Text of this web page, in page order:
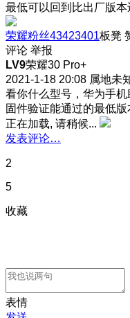
最低可以回到比出厂版本
荣耀粉丝43423401板凳
评论 举报
LV9荣耀30 Pro+
2021-1-18 20:08 属地未
看你什么型号，华为手
固件验证能通过的最低版
正在加载, 请稍候...
发表评论…
2
5
收藏
表情